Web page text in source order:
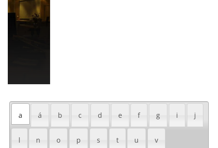
a á b c d e f g i j
l n o p s t u v